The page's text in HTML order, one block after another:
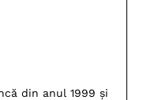
din anul 1999 și